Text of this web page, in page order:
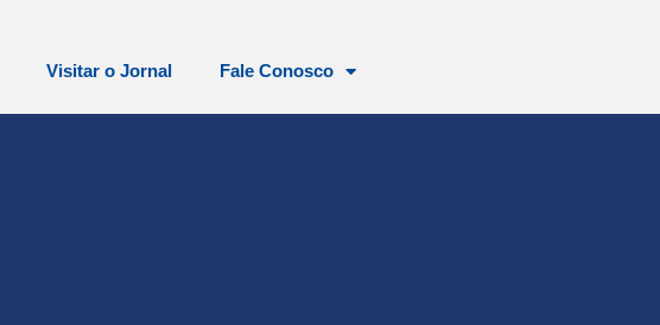
Visitar o Jornal Fale Conosco